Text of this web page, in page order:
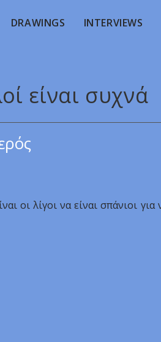
DRAWINGS INTERVIEWS
είναι συχνά
οι λίγοι να είναι σπάνιοι